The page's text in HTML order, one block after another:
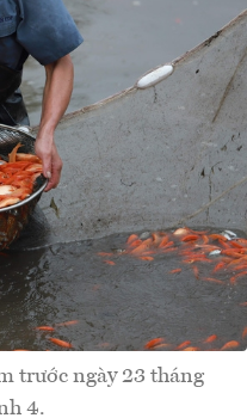
trước ngày 23 tháng
4.